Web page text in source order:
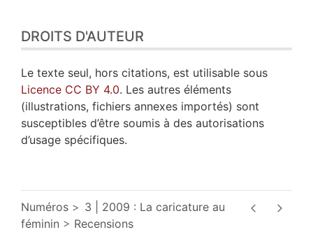
DROITS D'AUTEUR
Le texte seul, hors citations, est utilisable sous
Licence CC BY 4.0. Les autres éléments
(illustrations, fichiers annexes importés) sont
susceptibles d’être soumis à des autorisations
d’usage spécifiques.
Numéros
3 | 2009 : La caricature au
féminin
Recensions